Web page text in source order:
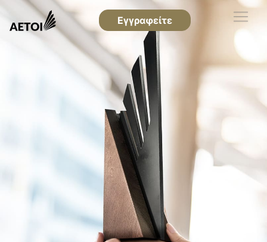
Εγγραφείτε